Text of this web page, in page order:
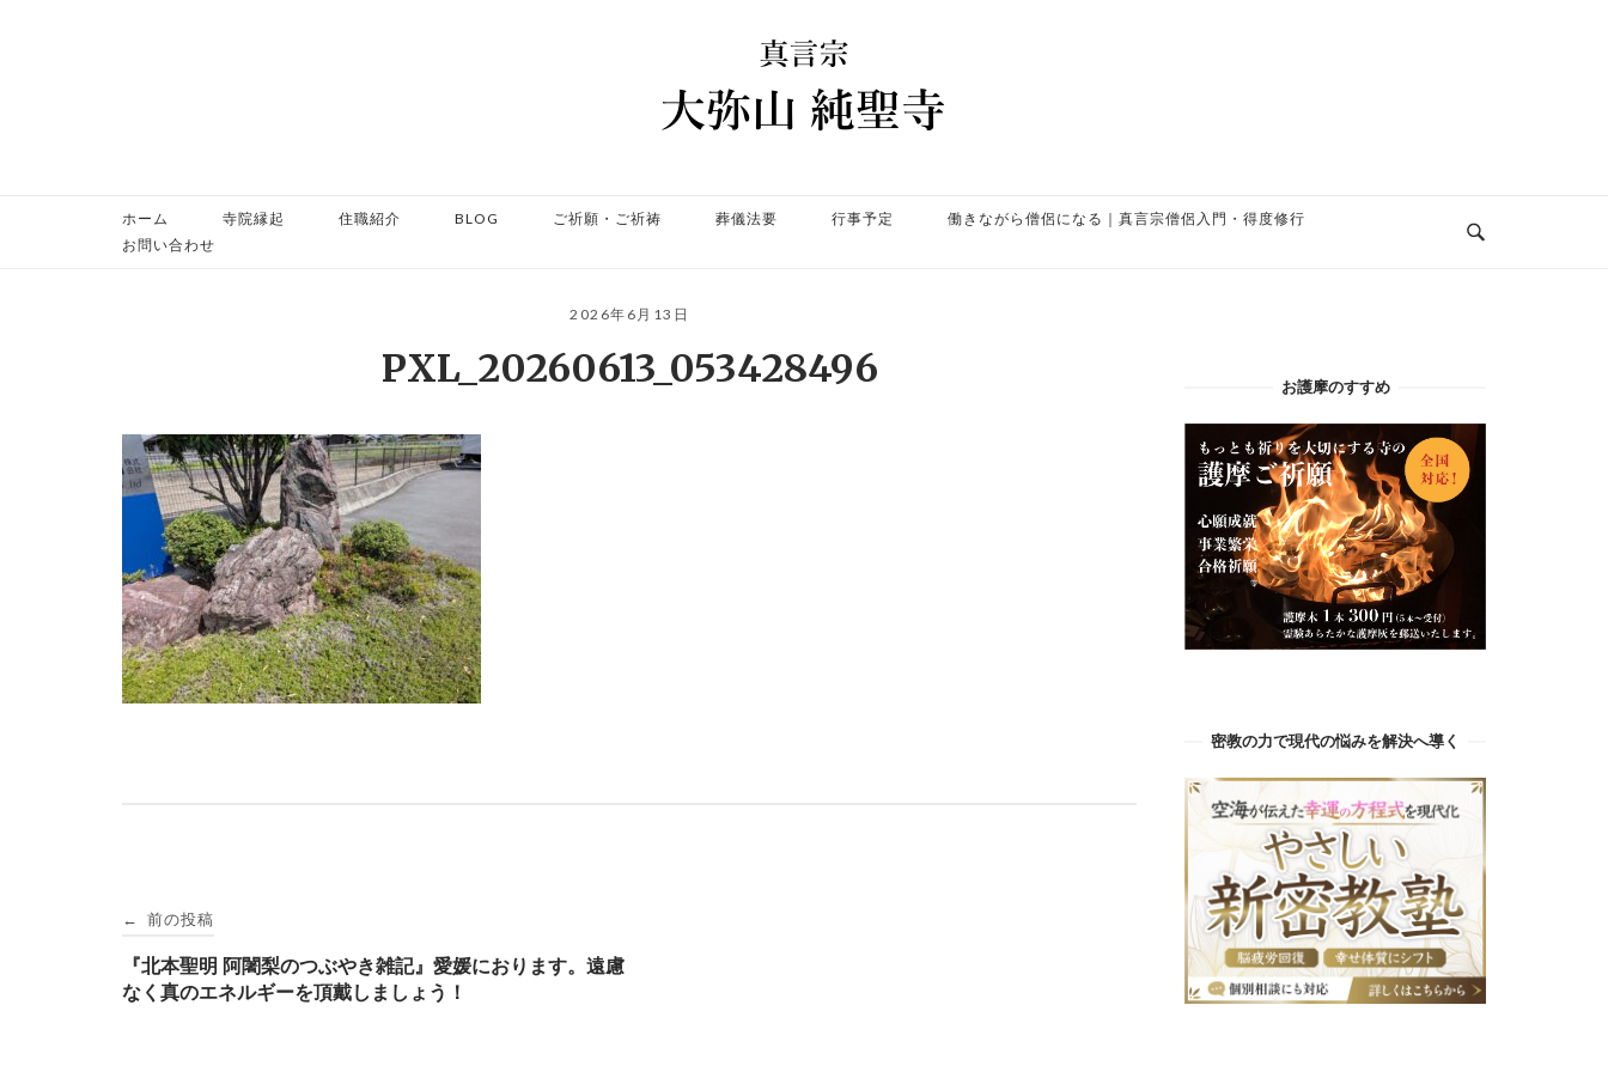
ホーム 寺院縁起 住職紹介 BLOG ご祈願・ご祈祷 葬儀法要 行事予定
働きながら僧侶になる｜真言宗僧侶入門・得度修行
お問い合わせ
2026年6月13日
PXL_20260613_053428496
投
稿
← 前の投稿
『北本聖明 阿闍梨のつぶやき雑記』愛媛におります。遠慮
なく真のエネルギーを頂戴しましょう！
お護摩のすすめ
密教の力で現代の悩みを解決へ導く